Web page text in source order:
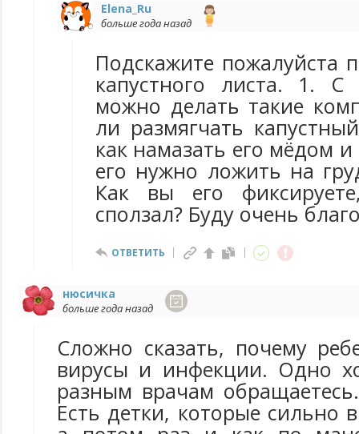
Elena_Ru
больше года назад
Подскажите пожалуйста
капустного листа. 1. С
можно делать такие
ли размягчать
как намазать его мёдом
его нужно ложить на
Как вы его
сползал? Буду очень
ОТВЕТИТЬ
нюсичка
больше года назад
Сложно сказать, почему
вирусы и инфекции. Одно
разным врачам
Есть детки, которые сильно